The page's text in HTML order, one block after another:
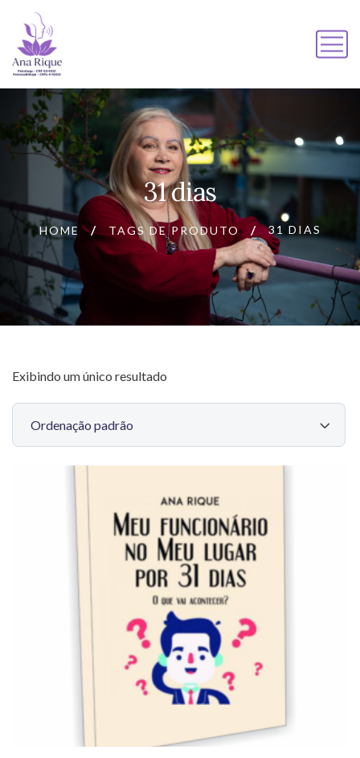
31 dias
HOME TAGS DE PRODUTO 31 DIAS
Exibindo um único resultado